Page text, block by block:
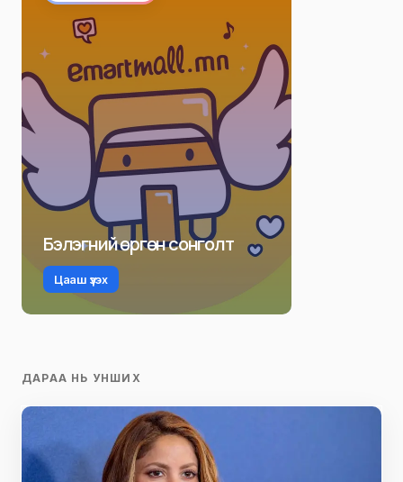
Бэлэгний өргөн сонголт
Цааш үзэх
ДАРАА НЬ УНШИХ